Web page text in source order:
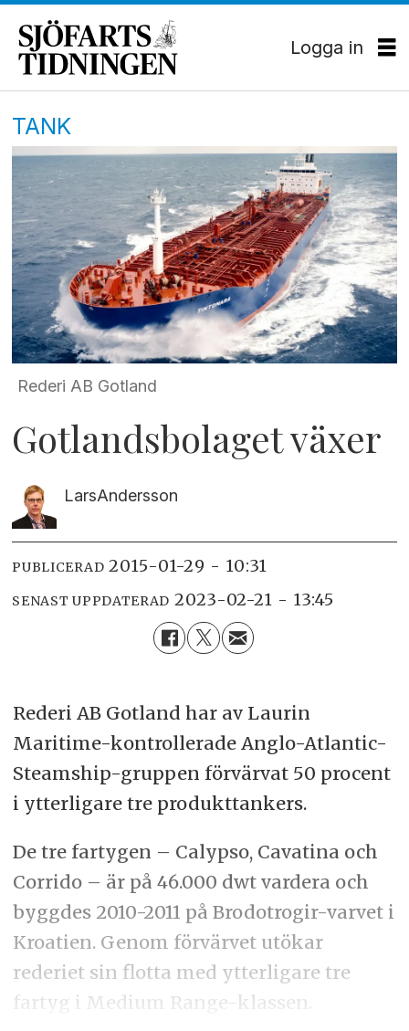
Logga in
TANK
Rederi AB Gotland
Gotlandsbolaget växer
LarsAndersson
PUBLICERAD 2015-01-29 - 10:31
SENAST UPPDATERAD 2023-02-21 - 13:45
Rederi AB Gotland har av Laurin
Maritime-kontrollerade Anglo-Atlantic-
Steamship-gruppen förvärvat 50 procent
i ytterligare tre produkttankers.
De tre fartygen – Calypso, Cavatina och
Corrido – är på 46.000 dwt vardera och
byggdes 2010-2011 på Brodotrogir-varvet i
Kroatien. Genom förvärvet utökar
rederiet sin flotta med ytterligare tre
fartyg i Medium Range-klassen.